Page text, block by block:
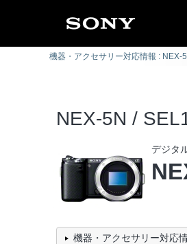
機器・アクセサリー対応情報 : NEX-
NEX-5N /
デジタ
機器・アクセサリー対応